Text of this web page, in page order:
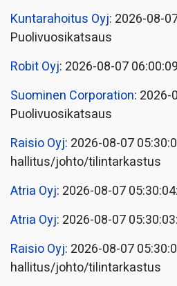
Kuntarahoitus Oyj: 2026-08-
Puolivuosikatsaus
Robit Oyj: 2026-08-07
Suominen Corporation: 2026-
Puolivuosikatsaus
Raisio Oyj: 2026-08-07
hallitus/johto/tilintarkastus
Atria Oyj: 2026-08-07
Atria Oyj: 2026-08-07
Raisio Oyj: 2026-08-07
hallitus/johto/tilintarkastus